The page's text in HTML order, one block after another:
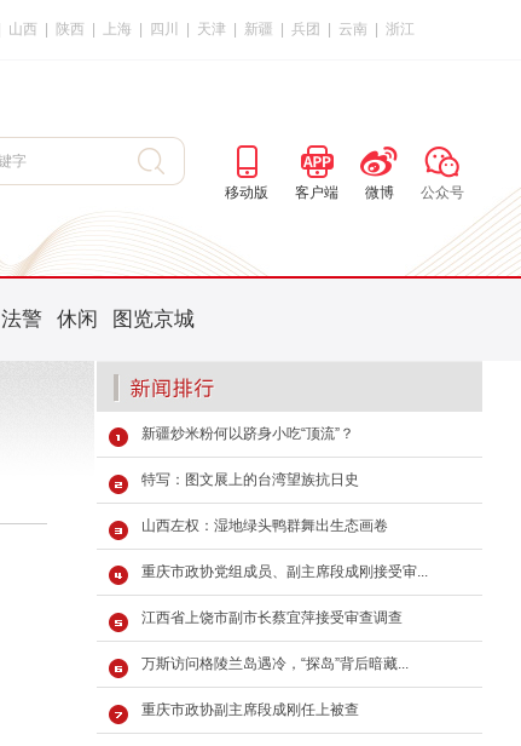
山西 陕西 上海 四川 天津 新疆 兵团 云南 浙江
移动版 客户端 微博 公众号
法警 休闲 图览京城
新疆炒米粉何以跻身小吃“顶流”？
特写：图文展上的台湾望族抗日史
山西左权：湿地绿头鸭群舞出生态画卷
重庆市政协党组成员、副主席段成刚接受审...
江西省上饶市副市长蔡宜萍接受审查调查
万斯访问格陵兰岛遇冷，“探岛”背后暗藏...
重庆市政协副主席段成刚任上被查